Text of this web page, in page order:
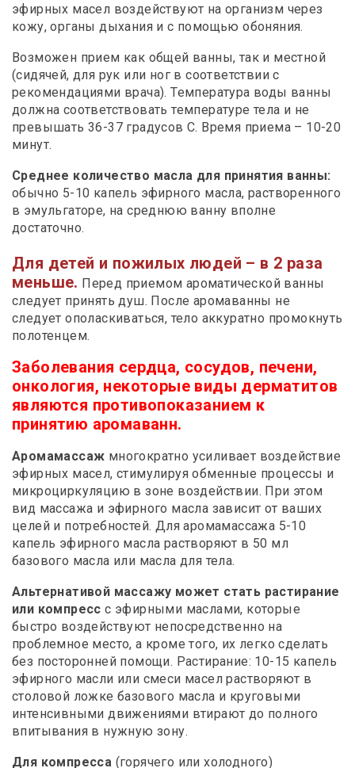
эфирных масел воздействуют на организм через
кожу, органы дыхания и с помощью обоняния.
Возможен прием как общей ванны, так и местной
(сидячей, для рук или ног в соответствии с
рекомендациями врача). Температура воды ванны
должна соответствовать температуре тела и не
превышать 36-37 градусов С. Время приема – 10-20
минут.
Среднее количество масла для принятия ванны:
обычно 5-10 капель эфирного масла, растворенного
в эмульгаторе, на среднюю ванну вполне
достаточно.
Для детей и пожилых людей – в 2 раза
меньше. Перед приемом ароматической ванны
следует принять душ. После аромаванны не
следует ополаскиваться, тело аккуратно промокнуть
полотенцем.
Заболевания сердца, сосудов, печени,
онкология, некоторые виды дерматитов
являются противопоказанием к
принятию аромаванн.
Аромамассаж многократно усиливает воздействие
эфирных масел, стимулируя обменные процессы и
микроциркуляцию в зоне воздействии. При этом
вид массажа и эфирного масла зависит от ваших
целей и потребностей. Для аромамассажа 5-10
капель эфирного масла растворяют в 50 мл
базового масла или масла для тела.
Альтернативой массажу может стать растирание
или компресс с эфирными маслами, которые
быстро воздействуют непосредственно на
проблемное место, а кроме того, их легко сделать
без посторонней помощи. Растирание: 10-15 капель
эфирного масли или смеси масел растворяют в
столовой ложке базового масла и круговыми
интенсивными движениями втирают до полного
впитывания в нужную зону.
Для компресса (горячего или холодного)